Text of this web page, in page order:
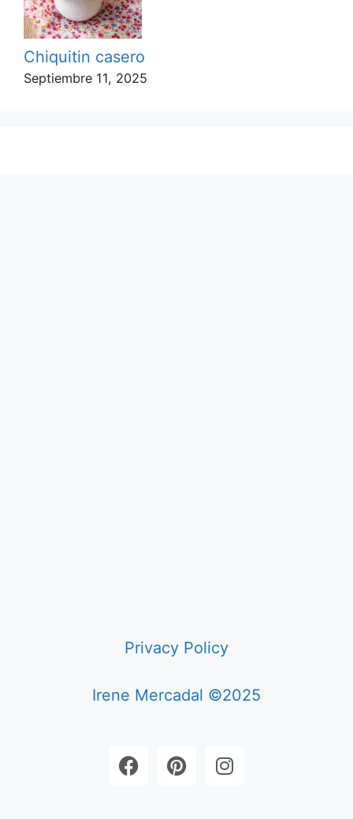
Chiquitin casero
Septiembre 11, 2025
Privacy Policy
Irene Mercadal ©2025